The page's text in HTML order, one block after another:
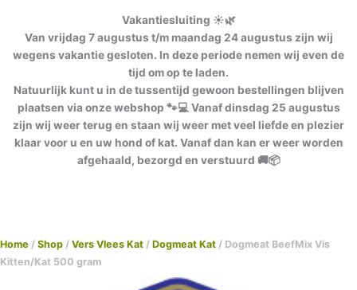
Vakantiesluiting ☀️🌿
Van vrijdag 7 augustus t/m maandag 24 augustus zijn wij
wegens vakantie gesloten. In deze periode nemen wij even de
tijd om op te laden.
Natuurlijk kunt u in de tussentijd gewoon bestellingen blijven
plaatsen via onze webshop 🐾💻 Vanaf dinsdag 25 augustus
zijn wij weer terug en staan wij weer met veel liefde en plezier
klaar voor u en uw hond of kat. Vanaf dan kan er weer worden
afgehaald, bezorgd en verstuurd 🚚📦
Home / Shop / Vers Vlees Kat / Dogmeat Kat / Dogmeat BeefMix Vis
Kitten/Kat 500 gram